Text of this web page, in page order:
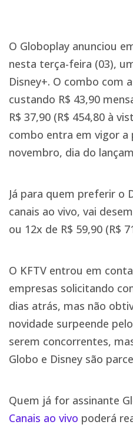
O Globoplay anunciou
nesta terça-feira (03),
Disney+. O combo com
custando R$ 43,90
R$ 37,90 (R$ 454,80 à
combo entra em vigor a
novembro, dia do
Já para quem preferir o
canais ao vivo, vai
ou 12x de R$ 59,90 (R$
O KFTV entrou em
empresas solicitando
dias atrás, mas não
novidade surpeende
serem concorrentes,
Globo e Disney são
Quem já for assinante
Canais ao vivo poderá